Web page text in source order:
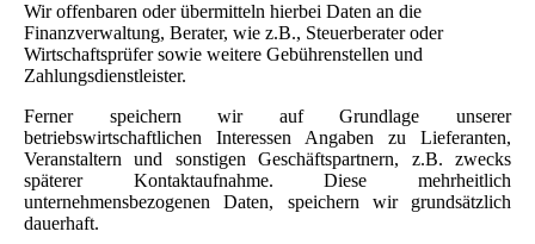
Wir offenbaren oder übermitteln hierbei Daten an die
Finanzverwaltung, Berater, wie z.B., Steuerberater oder
Wirtschaftsprüfer sowie weitere Gebührenstellen und
Zahlungsdienstleister.
Ferner speichern wir auf Grundlage unserer
betriebswirtschaftlichen Interessen Angaben zu Lieferanten,
Veranstaltern und sonstigen Geschäftspartnern, z.B. zwecks
späterer Kontaktaufnahme. Diese mehrheitlich
unternehmensbezogenen Daten, speichern wir grundsätzlich
dauerhaft.